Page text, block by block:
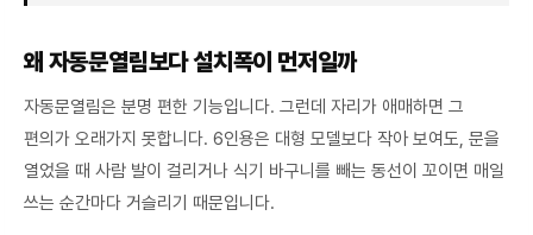
왜 자동문열림보다 설치폭이 먼저일까
자동문열림은 분명 편한 기능입니다. 그런데 자리가 애매하면 그
편의가 오래가지 못합니다. 6인용은 대형 모델보다 작아 보여도, 문을
열었을 때 사람 발이 걸리거나 식기 바구니를 빼는 동선이 꼬이면 매일
쓰는 순간마다 거슬리기 때문입니다.